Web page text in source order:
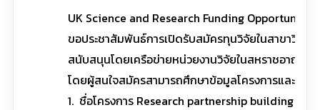
UK Science and Research Funding
ขอประชาสัมพันธ์การเปิดรับสมัครทุนวิจัยในสาขาวิชา
สนับสนุนโดยเครือข่ายหน่วยงานวิจัยในสหราชอาณาจั
โดยผู้สนใจสมัครสามารถศึกษาข้อมูลโครงการและเงื่
1. ชื่อโครงการ Research partnership building to